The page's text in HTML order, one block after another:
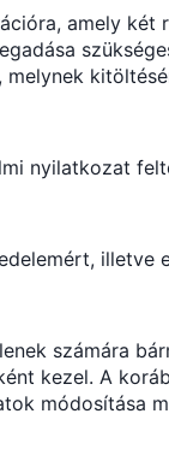
amely két
nyilatkozat
illetve
számára
kezel. A
módosítása